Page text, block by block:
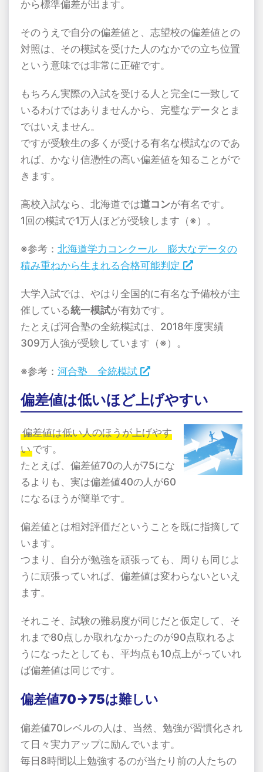
から標準偏差が出ます。
そのうえで自分の偏差値と、志望校の偏差値との
対照は、その模試を受けた人のなかでの立ち位置
という意味では非常に正確です。
もちろん実際の入試を受ける人と完全に一致して
いるわけではありませんから、完璧なデータとま
ではいえません。
ですが受験生の多くが受ける有名な模試なのであ
れば、かなり信憑性の高い偏差値を知ることがで
きます。
高校入試なら、北海道では道コンが有名です。
1回の模試で1万人ほどが受験します（※）。
※参考： 北海道学力コンクール 膨大なデータの
積み重ねから生まれる合格可能判定
大学入試では、やはり全国的に有名な予備校が主
催している統一模試が有効です。
たとえば河合塾の全統模試は、2018年度実績
309万人強が受験しています（※）。
※参考： 河合塾 全統模試
偏差値は低いほど上げやすい
偏差値は低い人のほうが上げやす
い です。
たとえば、偏差値70の人が75にな
るよりも、実は偏差値40の人が60
になるほうが簡単です。
偏差値とは相対評価だということを既に指摘して
います。
つまり、自分が勉強を頑張っても、周りも同じよ
うに頑張っていれば、偏差値は変わらないといえ
ます。
それこそ、試験の難易度が同じだと仮定して、そ
れまで80点しか取れなかったのが90点取れるよ
うになったとしても、平均点も10点上がっていれ
ば偏差値は同じです。
偏差値70→75は難しい
偏差値70レベルの人は、当然、勉強が習慣化され
て日々実力アップに励んでいます。
毎日8時間以上勉強するのが当たり前の人たちの